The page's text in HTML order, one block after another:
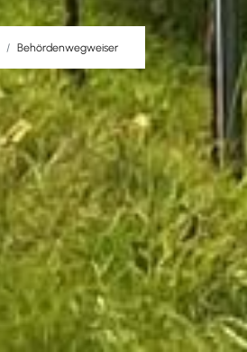
Behördenwegweiser